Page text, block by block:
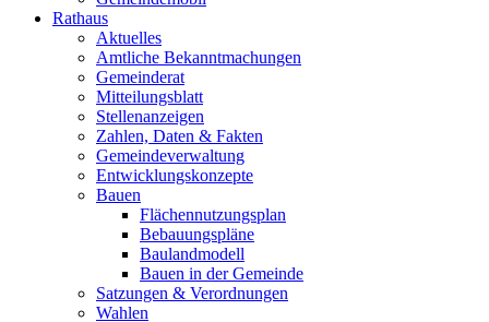
Rathaus
Aktuelles
Amtliche Bekanntmachungen
Gemeinderat
Mitteilungsblatt
Stellenanzeigen
Zahlen, Daten & Fakten
Gemeindeverwaltung
Entwicklungskonzepte
Bauen
Flächennutzungsplan
Bebauungspläne
Baulandmodell
Bauen in der Gemeinde
Satzungen & Verordnungen
Wahlen